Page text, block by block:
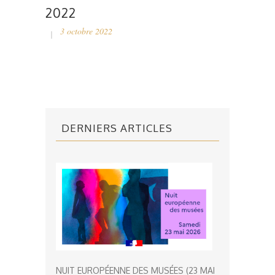
2022
3 octobre 2022
DERNIERS ARTICLES
NUIT EUROPÉENNE DES MUSÉES (23 MAI